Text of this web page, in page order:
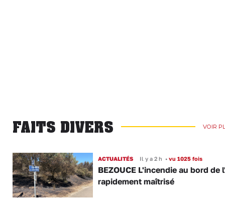
FAITS DIVERS VOIR
ACTUALITÉS Il y a 2 h •vu 1025 fois
BEZOUCE L'incendie au bord de
rapidement maîtrisé